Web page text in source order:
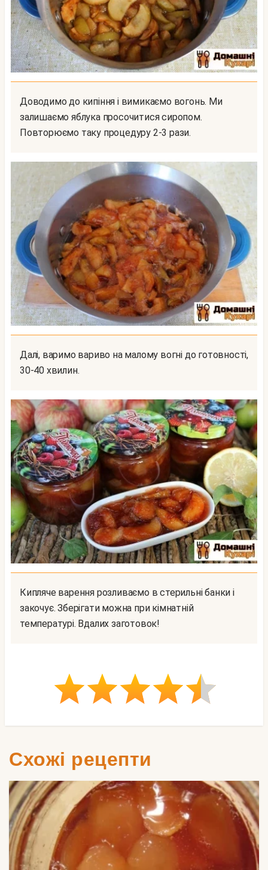
Доводимо до кипіння і вимикаємо вогонь. Ми
залишаємо яблука просочитися сиропом.
Повторюємо таку процедуру 2-3 рази.
Далі, варимо вариво на малому вогні до готовності,
30-40 хвилин.
Кипляче варення розливаємо в стерильні банки і
закочує. Зберігати можна при кімнатній
температурі. Вдалих заготовок!
Схожі рецепти